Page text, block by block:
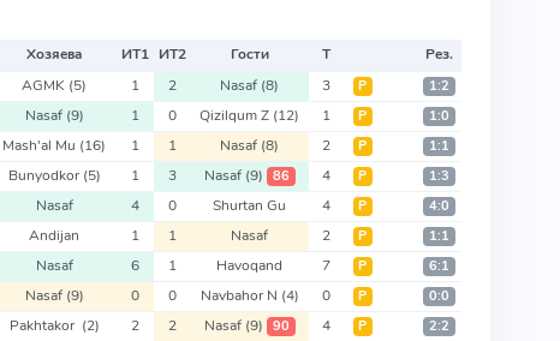
Хозяева ИТ1 ИТ2 Гости Т
Рез.
AGMK (5) 1 2 Nasaf (8) 3 Р 1:2
Nasaf (9) 1 0 Qizilqum Z (12) 1 Р 1:0
Mash'al Mu (16) 1 1 Nasaf (8) 2 Р 1:1
Bunyodkor(5) 1 3 Nasaf (9) 86 4 Р 1:3
Nasaf 4 0 Shurtan Gu 4 Р 4:0
Andijan 1 1 Nasaf 2 Р 1:1
Nasaf 6 1 Havoqand 7 Р 6:1
Nasaf (9) 0 0 Navbahor N (4) 0 Р 0:0
Pakhtakor (2) 2 2 Nasaf (9) 90 4 Р 2:2